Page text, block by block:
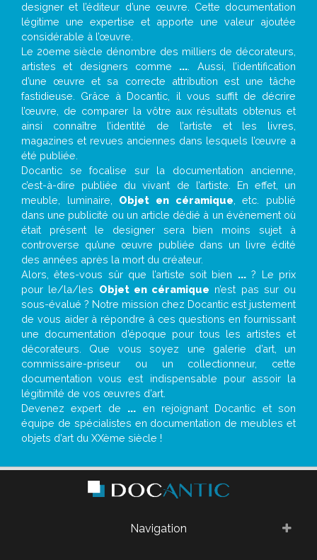
designer et l’éditeur d’une œuvre. Cette documentation
légitime une expertise et apporte une valeur ajoutée
considérable à l’œuvre.
Le 20eme siècle dénombre des milliers de décorateurs,
artistes et designers comme ... . Aussi, l’identification
d’une œuvre et sa correcte attribution est une tâche
fastidieuse. Grâce à Docantic, il vous suffit de décrire
l’œuvre, de comparer la vôtre aux résultats obtenus et
ainsi connaître l’identité de l’artiste et les livres,
magazines et revues anciennes dans lesquels l’œuvre a
été publiée.
Docantic se focalise sur la documentation ancienne,
c’est-à-dire publiée du vivant de l’artiste. En effet, un
meuble, luminaire, Objet en céramique , etc. publié
dans une publicité ou un article dédié à un évènement où
était présent le designer sera bien moins sujet à
controverse qu’une œuvre publiée dans un livre édité
des années après la mort du créateur.
Alors, êtes-vous sûr que l’artiste soit bien ...? Le prix
pour le/la/les Objet en céramique n’est pas sur ou
sous-évalué ? Notre mission chez Docantic est justement
de vous aider à répondre à ces questions en fournissant
une documentation d’époque pour tous les artistes et
décorateurs. Que vous soyez une galerie d’art, un
commissaire-priseur ou un collectionneur, cette
documentation vous est indispensable pour assoir la
légitimité de vos œuvres d’art.
Devenez expert de ... en rejoignant Docantic et son
équipe de spécialistes en documentation de meubles et
objets d’art du XXème siècle !
Navigation